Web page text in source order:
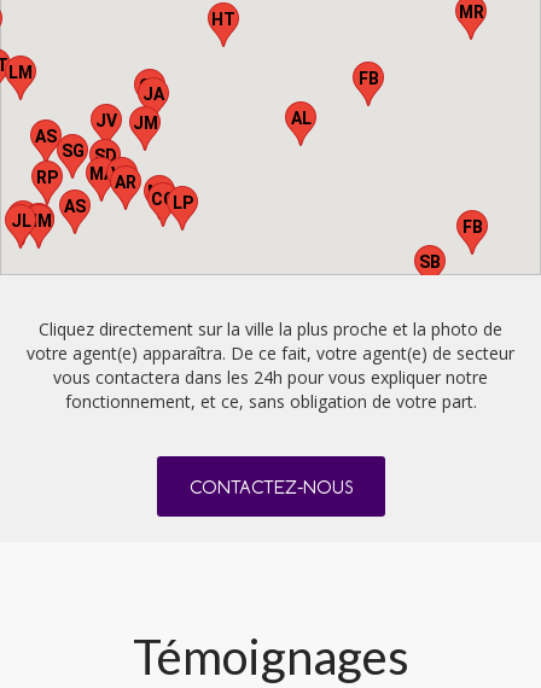
LP
FB
SB
NM
JA
CS
RP
SD
CG
AR
AS
AS
MAVP
LM
JM
SG
FB
HT
ML
AL
CD
JV
JL
MD
MR
Cliquez directement sur la ville la plus proche et la photo de
votre agent(e) apparaîtra. De ce fait, votre agent(e) de secteur
vous contactera dans les 24h pour vous expliquer notre
fonctionnement, et ce, sans obligation de votre part.
CONTACTEZ-NOUS
Témoignages